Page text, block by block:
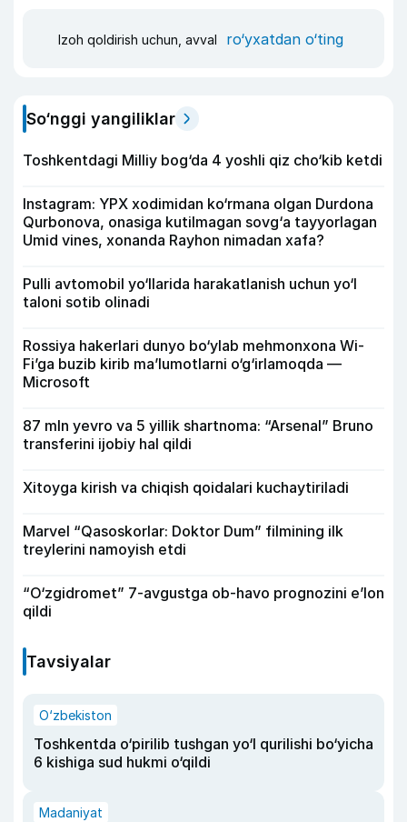
Izoh qoldirish uchun, avval ro‘yxatdan o‘ting
So‘nggi yangiliklar
Toshkentdagi Milliy bog‘da 4 yoshli qiz cho‘kib ketdi
Instagram: YPX xodimidan ko‘rmana olgan Durdona
Qurbonova, onasiga kutilmagan sovg‘a tayyorlagan
Umid vines, xonanda Rayhon nimadan xafa?
Pulli avtomobil yo‘llarida harakatlanish uchun yo‘l
taloni sotib olinadi
Rossiya hakerlari dunyo bo‘ylab mehmonxona Wi-
Fi’ga buzib kirib ma’lumotlarni o‘g‘irlamoqda —
Microsoft
87 mln yevro va 5 yillik shartnoma: “Arsenal” Bruno
transferini ijobiy hal qildi
Xitoyga kirish va chiqish qoidalari kuchaytiriladi
Marvel “Qasoskorlar: Doktor Dum” filmining ilk
treylerini namoyish etdi
“O‘zgidromet” 7-avgustga ob-havo prognozini e’lon
qildi
Tavsiyalar
O‘zbekiston
Toshkentda o‘pirilib tushgan yo‘l qurilishi bo‘yicha
6 kishiga sud hukmi o‘qildi
Madaniyat